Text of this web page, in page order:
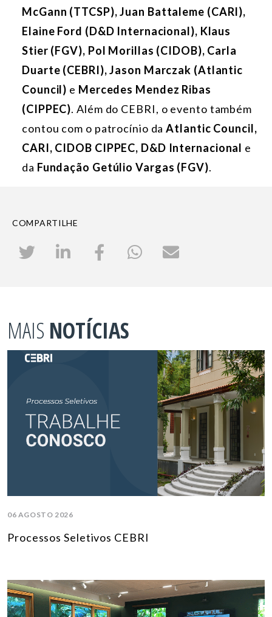
McGann (TTCSP), Juan Battaleme (CARI),
Elaine Ford (D&D Internacional), Klaus
Stier (FGV), Pol Morillas (CIDOB), Carla
Duarte (CEBRI), Jason Marczak (Atlantic
Council) e Mercedes Mendez Ribas
(CIPPEC). Além do CEBRI, o evento também
contou com o patrocínio daAtlantic Council,
CARI, CIDOB CIPPEC, D&D Internacional e
da Fundação Getúlio Vargas (FGV).
COMPARTILHE
MAIS NOTÍCIAS
06 AGOSTO 2026
Processos Seletivos CEBRI